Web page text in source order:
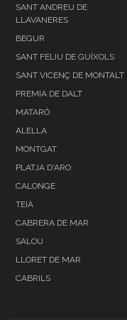
SANT ANDREU DE
LLAVANERES
BEGUR
SANT FELIU DE GUÍXOLS
SANT VICENÇ DE MONTALT
PREMIA DE DALT
MATARÓ
ALELLA
MONTGAT
PLATJA D'ARO
CALONGE
TEIÀ
CABRERA DE MAR
SALOU
LLORET DE MAR
CABRILS